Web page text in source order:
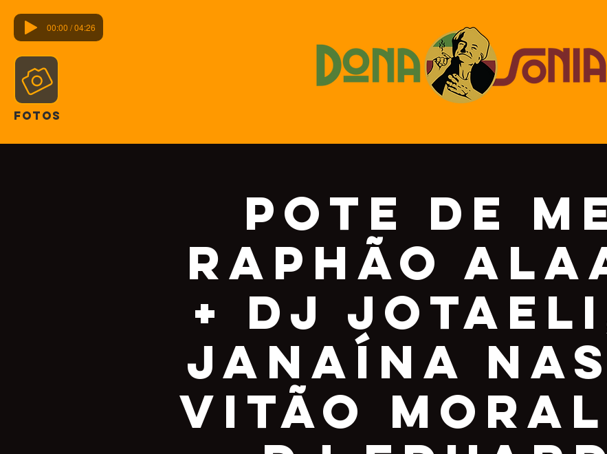
00:00 / 04:26
FOTOS
Pote de
Raphão
+ DJ
Janaína
Vitão